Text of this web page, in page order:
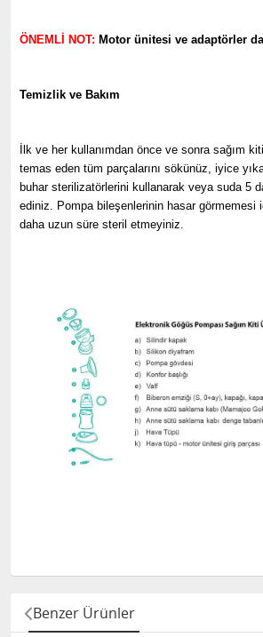
ÖNEMLİ NOT: Motor ünitesi ve adaptörler
Temizlik ve Bakım
İlk ve her kullanımdan önce ve sonra sağım
temas eden tüm parçalarını sökünüz, iyice
buhar sterilizatörlerini kullanarak veya suda 5
ediniz. Pompa bileşenlerinin hasar görmemesi
daha uzun süre steril etmeyiniz.
Benzer Ürünler